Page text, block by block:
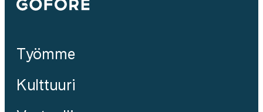
Gofore
Työmme
Kulttuuri